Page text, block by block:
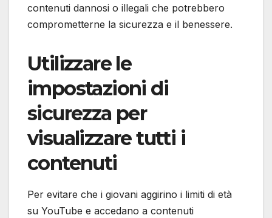
contenuti dannosi o illegali che potrebbero
comprometterne la sicurezza e il benessere.
Utilizzare le
impostazioni di
sicurezza per
visualizzare tutti i
contenuti
Per evitare che i giovani aggirino i limiti di età
su YouTube e accedano a contenuti